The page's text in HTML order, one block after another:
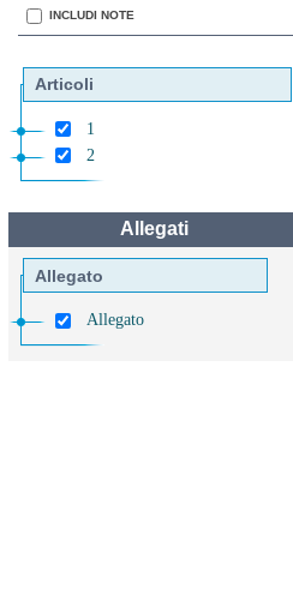
INCLUDI NOTE
Articoli
1
2
Allegati
Allegato
Allegato